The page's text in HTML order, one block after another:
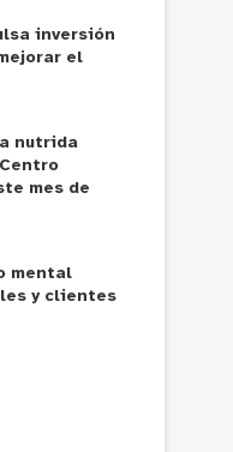
inversión
el
nutrida
mes de
mental
y clientes